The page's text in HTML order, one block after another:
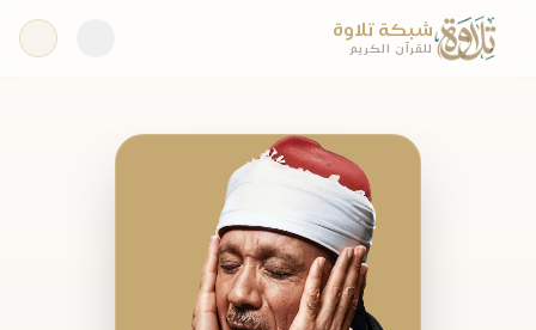
شبكة تلاوة
للقرآن الكريم